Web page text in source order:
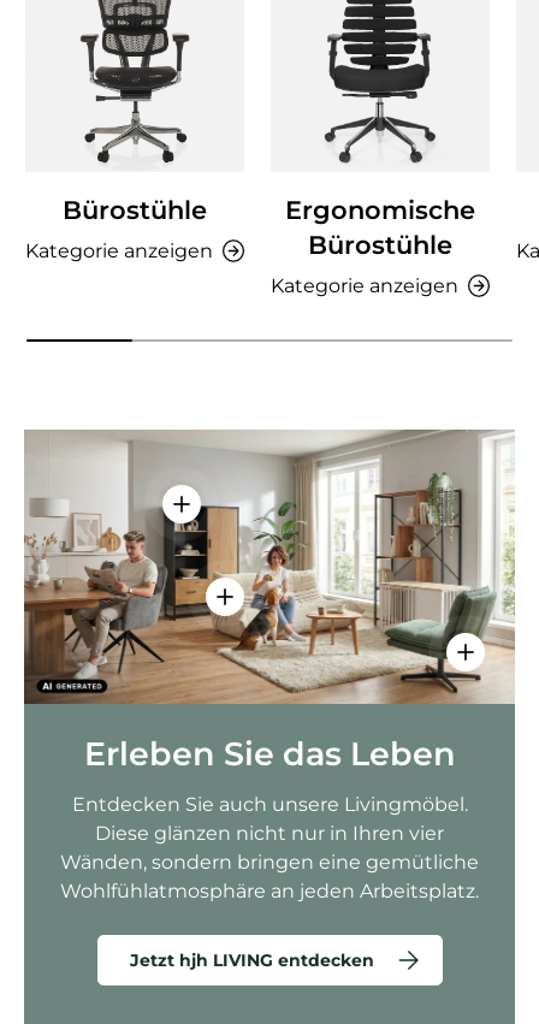
Bürostühle
Kategorie anzeigen
Ergonomische
Bürostühle
Kategorie anzeigen
Einzelheiten anzeigen - AMIO H -
Einzelheiten anzeigen - Sitzolo 2
Erleben Sie das Leben
Entdecken Sie auch unsere Livingmöbel.
Diese glänzen nicht nur in Ihren vier
Wänden, sondern bringen eine gemütliche
Wohlfühlatmosphäre an jeden Arbeitsplatz.
Jetzt hjh LIVING entdecken